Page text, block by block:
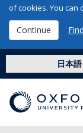
of cookies. You can
Continue
日本語